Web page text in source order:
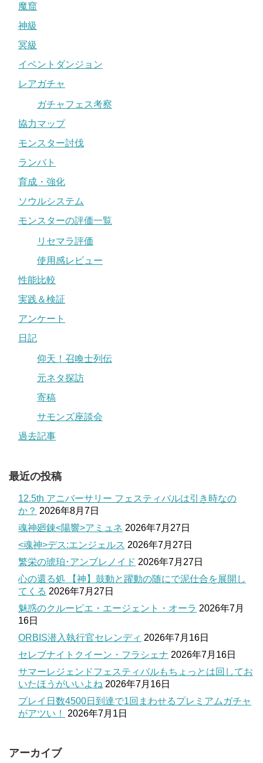
魔窟
神級
冥級
イベントダンジョン
レアガチャ
ガチャフェス考察
協力マップ
モンスター討伐
ランバト
育成・強化
ソウルシステム
モンスターの評価一覧
リセマラ評価
使用感レビュー
性能比較
実践＆検証
アンケート
日記
仰天！召喚士列伝
元ネタ探訪
寄稿
サモンズ座談会
過去記事
最近の投稿
12.5th アニバーサリー フェスティバルは引き時なの
か？ 2026年8月7日
魂神廻錬<陽響>アミュネ 2026年7月27日
<魂神>デス:エンジェルス 2026年7月27日
繁栄の琥珀･アンブレノイド 2026年7月27日
心の還る処 【神】鼓動と躍動の随にで泥仕合を展開し
てくる 2026年7月27日
魅惑のクルーピエ・エージェント・オーラ 2026年7月
16日
ORBIS潜入執行官セレンディ 2026年7月16日
セレブナイトクイーン・フラシェナ 2026年7月16日
サマーレジェンドフェスティバルもちょっとは回してお
いたほうがいいよね 2026年7月16日
プレイ日数4500日到達で1回まわせるプレミアムガチャ
がアツい！
2026年7月1日
アーカイブ